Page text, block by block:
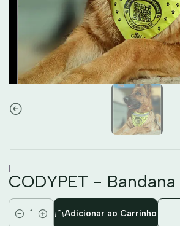
|
CODYPET - Bandana
Quantidade
Adicionar ao Carrinho